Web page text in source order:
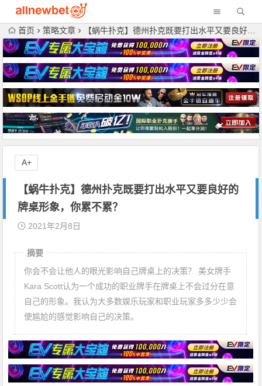
首页 策略文章 【蜗牛扑克】德州扑克既要打出水平又要良好的牌桌形象，你累不累？
【蜗牛扑克】德州扑克既要打出水平又要良好的
牌桌形象，你累不累？
2021年2月8日
摘要
你会不会让他人的眼光影响自己牌桌上的决策？ 美女牌手
Kara Scott认为一个成功的职业牌手在牌桌上不会过分在意
自己的形象。我认为大多数娱乐玩家和职业玩家多多少少会
使尴尬的感觉影响自己的决策。
A+